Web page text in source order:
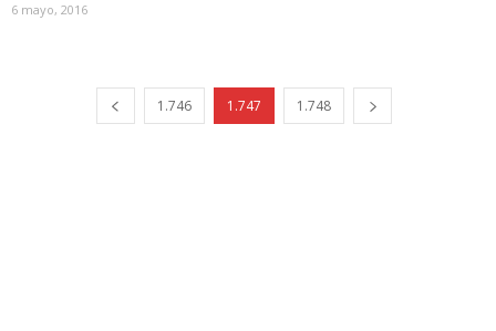
6 mayo, 2016
1.746 1.747 1.748